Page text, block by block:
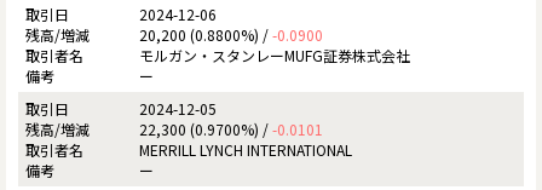
2024-12-06
20,200 (0.8800%) /-0.0900
モルガン・スタンレーMUFG証券株式会社
ー
2024-12-05
22,300 (0.9700%) /-0.0101
MERRILL LYNCH INTERNATIONAL
ー